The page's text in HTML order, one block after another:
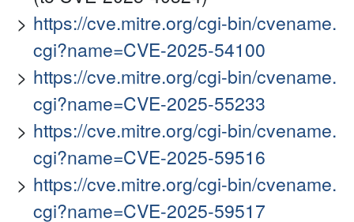
https://cve.mitre.org/cgi-bin/cvename.
cgi?name=CVE-2025-54100
https://cve.mitre.org/cgi-bin/cvename.
cgi?name=CVE-2025-55233
https://cve.mitre.org/cgi-bin/cvename.
cgi?name=CVE-2025-59516
https://cve.mitre.org/cgi-bin/cvename.
cgi?name=CVE-2025-59517